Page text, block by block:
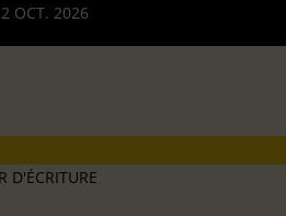
OCT. 2026
D'ÉCRITURE